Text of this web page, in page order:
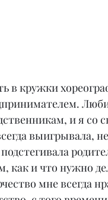
в кружки
и я со
выигрывала,
как и что нужно
мне всегда